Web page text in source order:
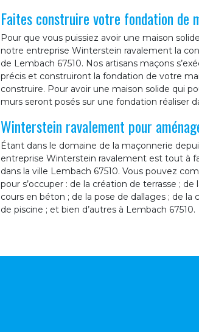
Faites construire votre fondation de
Pour que vous puissiez avoir une maison
notre entreprise Winterstein ravalement la
de Lembach 67510. Nos artisans maçons
précis et construiront la fondation de votre
construire. Pour avoir une maison solide qui
murs seront posés sur une fondation réaliser
Winterstein ravalement pour
Étant dans le domaine de la maçonnerie
entreprise Winterstein ravalement est tout à
dans la ville Lembach 67510. Vous pouvez
pour s’occuper : de la création de terrasse ;
cours en béton ; de la pose de dallages ; de
de piscine ; et bien d’autres à Lembach 67510.